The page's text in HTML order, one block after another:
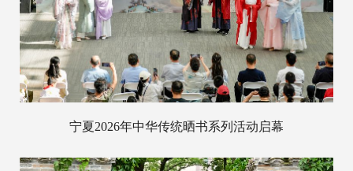
宁夏2026年中华传统晒书系列活动启幕